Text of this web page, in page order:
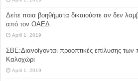
Δείτε ποια βοηθήματα δικαιούστε αν δεν
από τον ΟΑΕΔ
April 1, 2019
ΣΒΕ:Διανοίγονται προοπτικές επίλυσης
Καλοχώρι
April 1, 2019